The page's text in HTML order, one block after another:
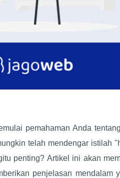
pemahaman Anda
telah mendengar istilah
penting? Artikel ini akan
penjelasan mendalam